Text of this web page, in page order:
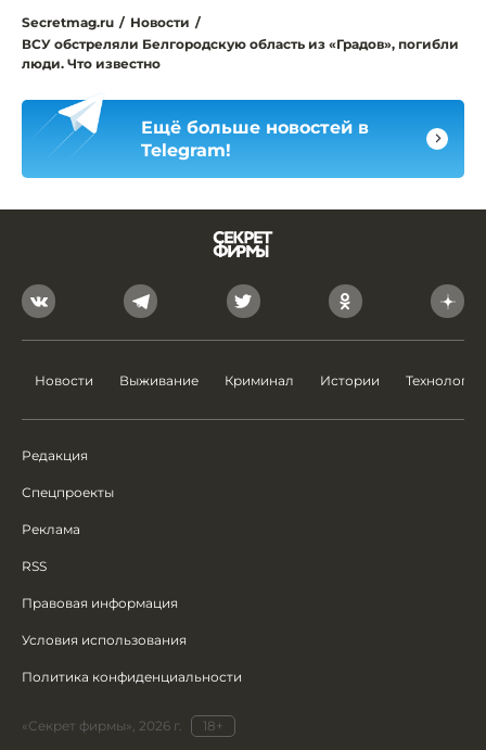
Secretmag.ru / Новости /
ВСУ обстреляли Белгородскую область из «Градов», погибли
люди. Что известно
Ещё больше новостей в
Telegram!
Новости Выживание Криминал Истории Технологии
Редакция
Спецпроекты
Реклама
RSS
Правовая информация
Условия использования
Политика конфиденциальности
«Секрет фирмы», 2026 г.
18+